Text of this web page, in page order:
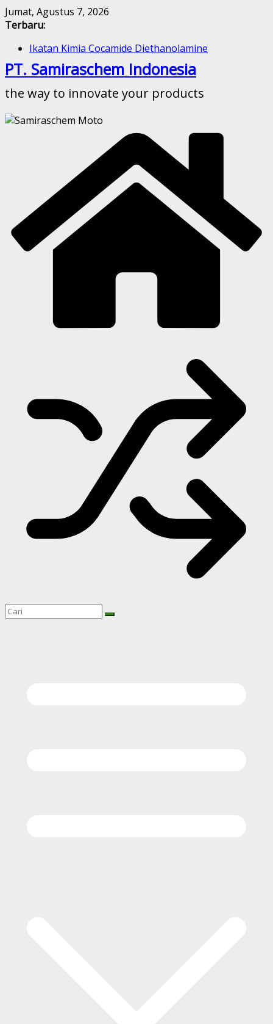
Skip
to
Jumat, Agustus 7, 2026
Terbaru:
Ikatan Kimia Cocamide Diethanolamine
Kesetimbangan Kimia Cocamide Diethanolamine
Kinetika Kimia Cocamide Diethanolamine
Stoikiometri Cocamide Diethanolamine
Sifat Kelarutan Cocamide Diethanolamine
PT. Samiraschem Indonesia
the way to innovate your products